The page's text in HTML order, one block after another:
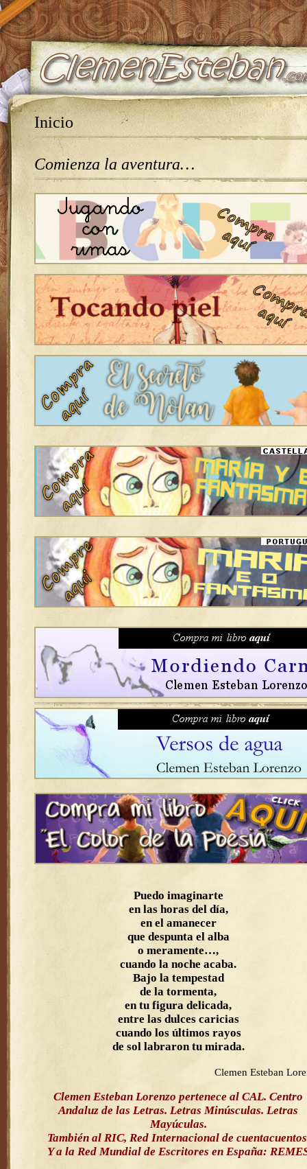
Inicio
Comienza la aventura…
Puedo imaginarte
en las horas del día,
en el amanecer
que despunta el alba
o meramente…,
cuando la noche acaba.
Bajo la tempestad
de la tormenta,
en tu figura delicada,
entre las dulces caricias
cuando los últimos rayos
de sol labraron tu mirada.
Clemen Esteban
Clemen Esteban Lorenzo pertenece al CAL. Centro
Andaluz de las Letras. Letras Minúsculas. Letras
Mayúculas.
También al RIC, Red Internacional de
Y a la Red Mundial de Escritores en España: